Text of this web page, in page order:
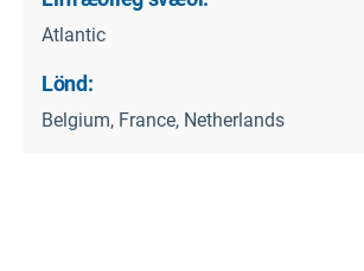
Atlantic
Lönd:
Belgium, France, Netherlands